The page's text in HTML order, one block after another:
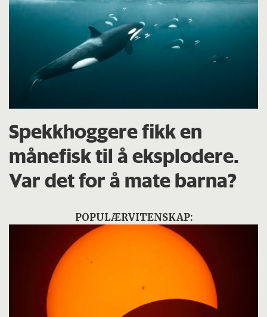
Spekkhoggere fikk en
månefisk til å eksplodere.
Var det for å mate barna?
POPULÆRVITENSKAP: